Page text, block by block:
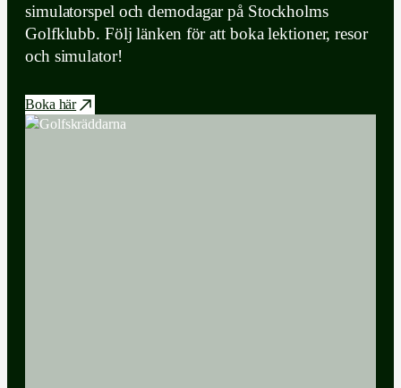
simulatorspel och demodagar på Stockholms
Golfklubb. Följ länken för att boka lektioner, resor
och simulator!
Boka här